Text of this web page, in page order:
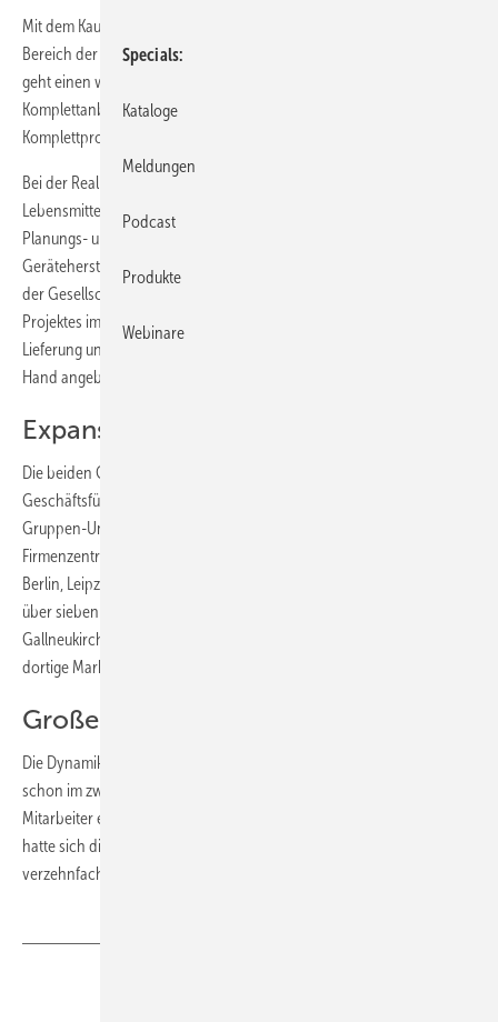
Mit dem Kauf der Gesellschaft baut Viessmann seine Kompetenz im
Bereich der Kühlsysteme für den Lebensmitteleinzelhandel aus und
geht einen weiteren wichtigen Schritt auf dem Weg zum
Komplettanbieter für Kältetechnik – vergleichbar dem
Komplettprogramm in der Heiztechnik.
Bei der Realisierung mehrerer Projekte für den
Lebensmitteleinzelhandel hat die Zusammenarbeit zwischen dem
Planungs- und Installations-Unternehmen kke sowie dem
Gerätehersteller Viessmann reibungslos funktioniert. Durch den Kauf
der Gesellschaft können künftig alle Punkte bei der Realisierung eines
Projektes im Lebensmitteleinzelhandel von der Planung, über die
Lieferung und Installation der Kühlmöbel sowie der Service aus einer
Hand angeboten werden.
Expansion nach Österreich
Die beiden Gründer König und Straßburger werden als
Geschäftsführer auch künftig langfristig Verantwortung im neuen
Gruppen-Unternehmen von Viessmann tragen. Neben der
Firmenzentrale in Deutschland gibt es weitere drei Niederlassungen in
Berlin, Leipzig und Parchim. Darüber hinaus verfügt das Unternehmen
über sieben Stützpunkte. In Österreich befindet sich die Zentrale in
Gallneukirchen bei Linz mit Niederlassungen in Wien und in Graz. Der
dortige Markt wird seit 2013 intensiv bearbeitet.
Große Geschäftsdynamik
Die Dynamik von kke wird bereits an der Umsatzentwicklung deutlich,
schon im zweiten Jahr nach Gründung erwirtschafteten die 24
Mitarbeiter einen Umsatz von knapp 1,8 Mio. Euro, nach 15 Jahren
hatte sich dieser Wert auf mehr als 20 Millionen Euro mehr als
verzehnfacht.
Specials
Kataloge
Meldungen
Podcast
Produkte
Webinare